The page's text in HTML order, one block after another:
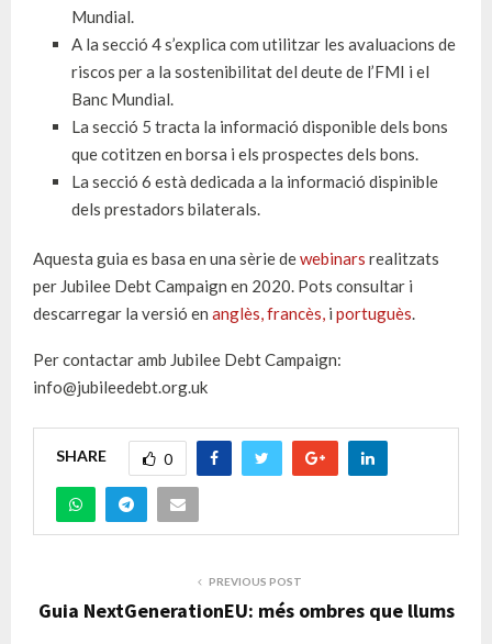
Mundial.
A la secció 4 s’explica com utilitzar les avaluacions de
riscos per a la sostenibilitat del deute de l’FMI i el
Banc Mundial.
La secció 5 tracta la informació disponible dels bons
que cotitzen en borsa i els prospectes dels bons.
La secció 6 està dedicada a la informació dispinible
dels prestadors bilaterals.
Aquesta guia es basa en una sèrie dewebinars realitzats
per Jubilee Debt Campaign en 2020. Pots consultar i
descarregar la versió en anglès,francès, i portuguès.
Per contactar amb Jubilee Debt Campaign:
info@jubileedebt.org.uk
SHARE 0
PREVIOUS POST
Guia NextGenerationEU: més ombres que llums